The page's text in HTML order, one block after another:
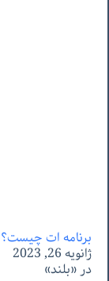
برنامه ات چیست؟
ژانویه 26, 2023
در «بلند»